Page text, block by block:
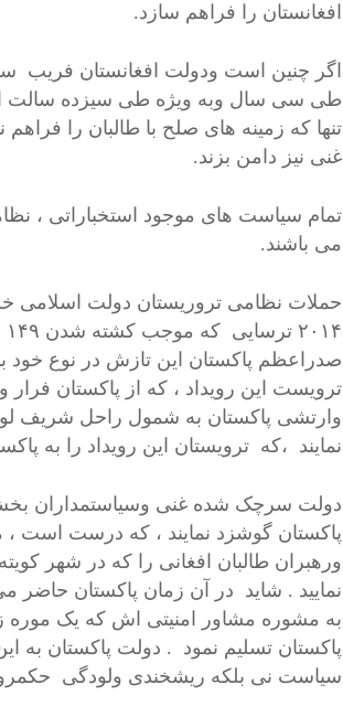
افغانستان را فراهم سازد.
اگر چنین است ودولت افغانستان فریب
طی سی سال وبه ویژه طی سیزده سالت اخیر
تنها که زمینه های صلح با طالبان را
غنی نیز دامن بزند.
تمام سیاست های موجود استخباراتی ،
می باشند.
صدراعظم پاکستان این تازش در نوع خود
ترویست این رویداد ، که از پاکستان فرار
وارتشی پاکستان به شمول راحل شریف
نمایند ،که ترویستان این رویداد را به
دولت سرچک شده غنی وسیاستمداران بخش
پاکستان گوشزد نمایند ، که درست است ،
ورهبران طالبان افغانی را که در شهر
نمایید . شاید در آن زمان پاکستان حاضر
به مشوره مشاور امنیتی اش که یک موره
پاکستان تسلیم نمود . دولت پاکستان به
سیاست نی بلکه ریشخندی ولودگی